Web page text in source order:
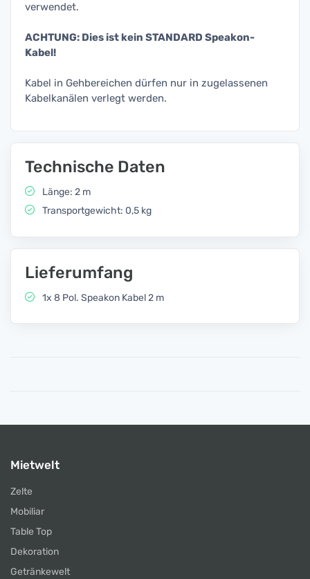
verwendet.
ACHTUNG: Dies ist kein STANDARD Speakon-
Kabel!
Kabel in Gehbereichen dürfen nur in zugelassenen
Kabelkanälen verlegt werden.
Technische Daten
Länge: 2 m
Transportgewicht: 0,5 kg
Lieferumfang
1x 8 Pol. Speakon Kabel 2 m
Mietwelt
Zelte
Mobiliar
Table Top
Dekoration
Getränkewelt